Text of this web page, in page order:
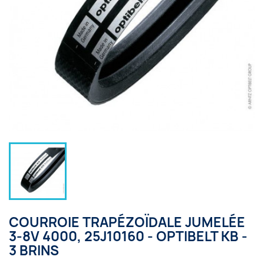
COURROIE TRAPÉZOÏDALE JUMELÉE
3-8V 4000, 25J10160 - OPTIBELT KB -
3 BRINS